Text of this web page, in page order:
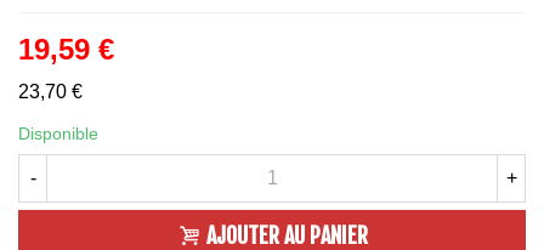
19,59 €
23,70 €
Disponible
- +
AJOUTER AU PANIER